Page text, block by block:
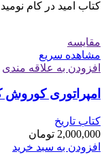
کتاب امید در کام
مقایسه
مشاهده سریع
افزودن به علاقه مندی
امپراتوری کوروش
کتاب تاریخ
2,000,000 تومان
افزودن به سبد خرید